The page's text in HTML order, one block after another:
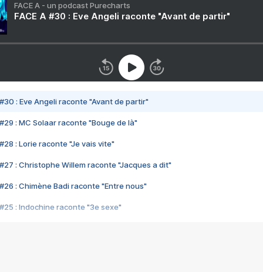
FACE A - un podcast Purecharts
FACE A #30 : Eve Angeli raconte "Avant de partir"
#30 : Eve Angeli raconte "Avant de partir"
#29 : MC Solaar raconte "Bouge de là"
#28 : Lorie raconte "Je vais vite"
#27 : Christophe Willem raconte "Jacques a dit"
#26 : Chimène Badi raconte "Entre nous"
#25 : Indochine raconte "3e sexe"